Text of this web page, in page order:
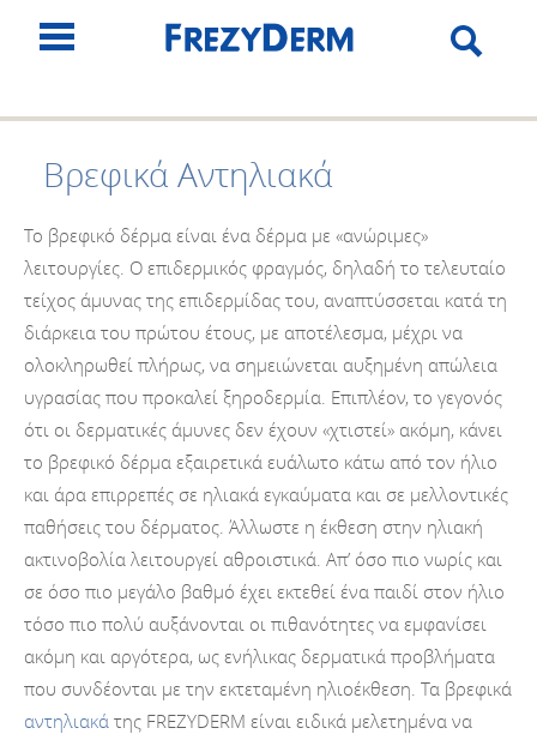
Βρεφικά Αντηλιακά
Το βρεφικό δέρμα είναι ένα δέρμα με «ανώριμες»
λειτουργίες. Ο επιδερμικός φραγμός, δηλαδή το τελευταίο
τείχος άμυνας της επιδερμίδας του, αναπτύσσεται κατά τη
διάρκεια του πρώτου έτους, με αποτέλεσμα, μέχρι να
ολοκληρωθεί πλήρως, να σημειώνεται αυξημένη απώλεια
υγρασίας που προκαλεί ξηροδερμία. Επιπλέον, το γεγονός
ότι οι δερματικές άμυνες δεν έχουν «χτιστεί» ακόμη, κάνει
το βρεφικό δέρμα εξαιρετικά ευάλωτο κάτω από τον ήλιο
και άρα επιρρεπές σε ηλιακά εγκαύματα και σε μελλοντικές
παθήσεις του δέρματος. Άλλωστε η έκθεση στην ηλιακή
ακτινοβολία λειτουργεί αθροιστικά. Απ’ όσο πιο νωρίς και
σε όσο πιο μεγάλο βαθμό έχει εκτεθεί ένα παιδί στον ήλιο
τόσο πιο πολύ αυξάνονται οι πιθανότητες να εμφανίσει
ακόμη και αργότερα, ως ενήλικας δερματικά προβλήματα
που συνδέονται με την εκτεταμένη ηλιοέκθεση. Τα βρεφικά
αντηλιακά της FREZYDERM είναι ειδικά μελετημένα να